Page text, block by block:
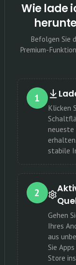
Wie lade
Befolgen Sie
Premium-
1
Klicken
neueste
stabile
2
Gehen
Ihres
aus
Sie
Store